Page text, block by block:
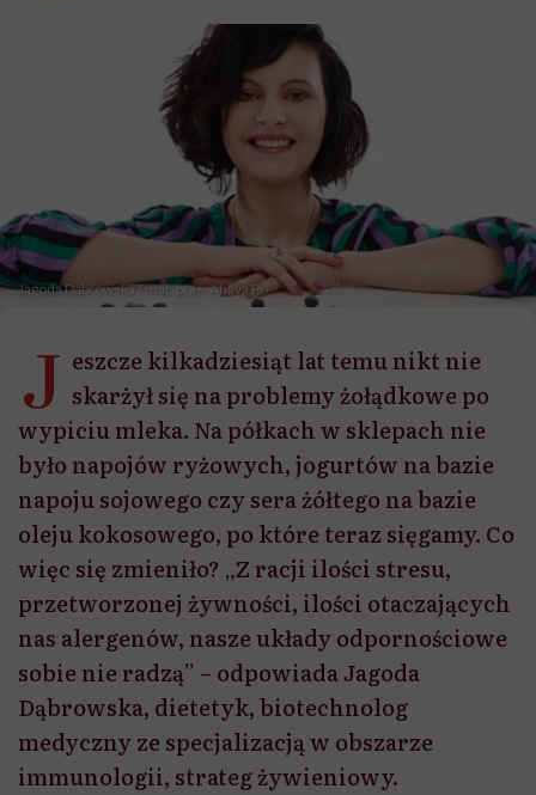
Jagoda Dąbrowska / mat. pras. Ahava Pr
J eszcze kilkadziesiąt lat temu nikt nie
skarżył się na problemy żołądkowe po
wypiciu mleka. Na półkach w sklepach nie
było napojów ryżowych, jogurtów na bazie
napoju sojowego czy sera żółtego na bazie
oleju kokosowego, po które teraz sięgamy. Co
więc się zmieniło? „Z racji ilości stresu,
przetworzonej żywności, ilości otaczających
nas alergenów, nasze układy odpornościowe
sobie nie radzą” – odpowiada Jagoda
Dąbrowska, dietetyk, biotechnolog
medyczny ze specjalizacją w obszarze
immunologii, strateg żywieniowy.